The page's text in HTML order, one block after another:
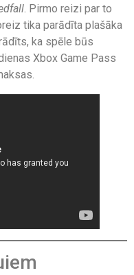
. Pirmo reizi par to
tika parādīta plašāka
ka spēle būs
Xbox Game Pass